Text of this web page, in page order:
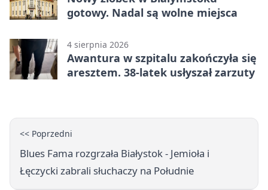
gotowy. Nadal są wolne miejsca
4 sierpnia 2026
Awantura w szpitalu zakończyła się
aresztem. 38-latek usłyszał zarzuty
<< Poprzedni
Blues Fama rozgrzała Białystok - Jemioła i
Łęczycki zabrali słuchaczy na Południe